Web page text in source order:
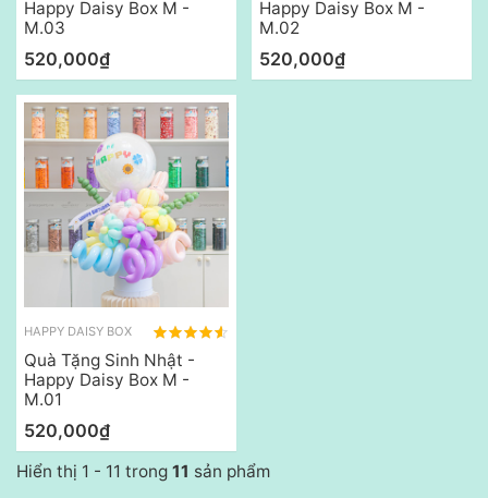
Happy Daisy Box M -
M.03
520,000₫
Happy Daisy Box M -
M.02
520,000₫
HAPPY DAISY BOX
Quà Tặng Sinh Nhật -
Happy Daisy Box M -
M.01
520,000₫
Hiển thị 1 - 11 trong 11 sản phẩm